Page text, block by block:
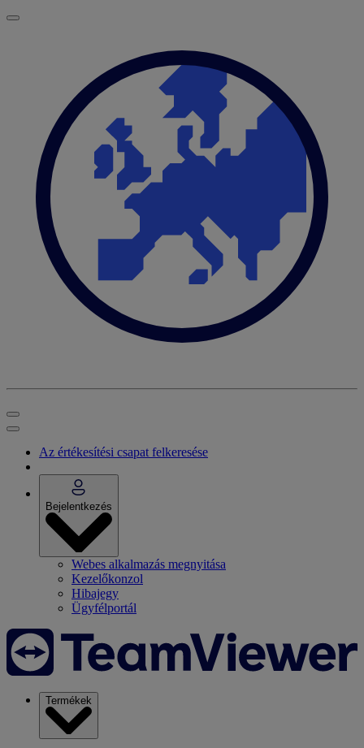
Az értékesítési csapat felkeresése
Bejelentkezés
Webes alkalmazás megnyitása
Kezelőkonzol
Hibajegy
Ügyfélportál
Termékek